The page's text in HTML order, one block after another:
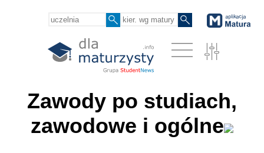
Zawody po studiach,
zawodowe i ogólne